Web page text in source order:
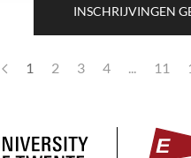
INSCHRIJVINGEN
1 2 3 4 ... 11